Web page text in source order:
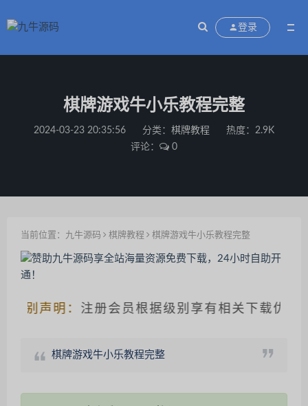
登录
棋牌游戏牛小乐教程完整
2024-03-23 20:35:56 分类： 棋牌教程
热度：2.9K
评论：
0
当前位置： 九牛源码 棋牌教程 棋牌游戏牛小乐教程完整
声明：注册会员根据级别享有相关下载优惠，
棋牌游戏牛小乐教程完整